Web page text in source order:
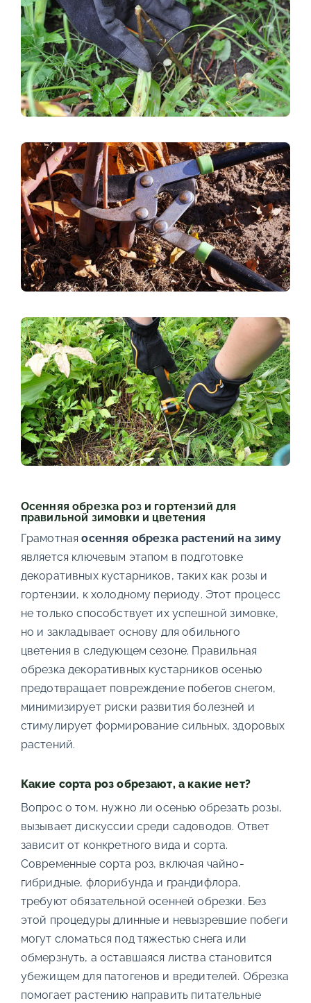
Осенняя обрезка роз и гортензий для
правильной зимовки и цветения
Грамотнаяосенняя обрезка растений на зиму
является ключевым этапом в подготовке
декоративных кустарников, таких как розы и
гортензии, к холодному периоду. Этот процесс
не только способствует их успешной зимовке,
но и закладывает основу для обильного
цветения в следующем сезоне. Правильная
обрезка декоративных кустарников осенью
предотвращает повреждение побегов снегом,
минимизирует риски развития болезней и
стимулирует формирование сильных, здоровых
растений.
Какие сорта роз обрезают, а какие нет?
Вопрос о том, нужно ли осенью обрезать розы,
вызывает дискуссии среди садоводов. Ответ
зависит от конкретного вида и сорта.
Современные сорта роз, включая чайно-
гибридные, флорибунда и грандифлора,
требуют обязательной осенней обрезки. Без
этой процедуры длинные и невызревшие побеги
могут сломаться под тяжестью снега или
обмерзнуть, а оставшаяся листва становится
убежищем для патогенов и вредителей. Обрезка
помогает растению направить питательные